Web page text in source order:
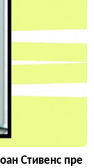
Стивенс пре